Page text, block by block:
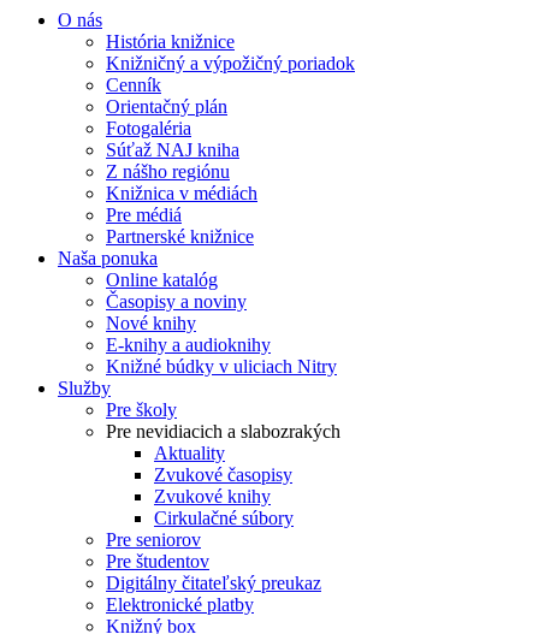
O nás
História knižnice
Knižničný a výpožičný poriadok
Cenník
Orientačný plán
Fotogaléria
Súťaž NAJ kniha
Z nášho regiónu
Knižnica v médiách
Pre médiá
Partnerské knižnice
Naša ponuka
Online katalóg
Časopisy a noviny
Nové knihy
E-knihy a audioknihy
Knižné búdky v uliciach Nitry
Služby
Pre školy
Pre nevidiacich a slabozrakých
Aktuality
Zvukové časopisy
Zvukové knihy
Cirkulačné súbory
Pre seniorov
Pre študentov
Digitálny čitateľský preukaz
Elektronické platby
Knižný box